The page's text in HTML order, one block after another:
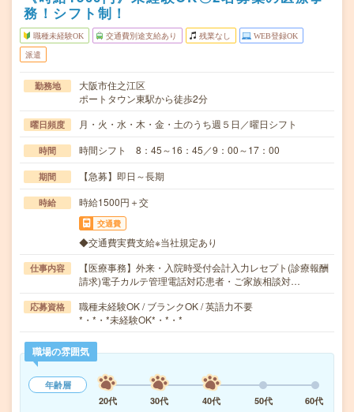
務！シフト制！
職種未経験OK 交通費別途支給あり 残業なし WEB登録OK
派遣
勤務地
大阪市住之江区
ポートタウン東駅から徒歩2分
曜日頻度 月・火・水・木・金・土のうち週５日／曜日シフト
時間 時間シフト 8：45～16：45／9：00～17：00
期間 【急募】即日～長期
時給 時給1500円＋交
交通費
◆交通費実費支給※当社規定あり
仕事内容
【医療事務】外来・入院時受付会計入力レセプト(診療報酬
請求)電子カルテ管理電話対応患者・ご家族相談対…
応募資格
職種未経験OK / ブランクOK / 英語力不要
*・*・*未経験OK*・*・*
職場の雰囲気
年齢層
20代
30代 40代 50代
60代